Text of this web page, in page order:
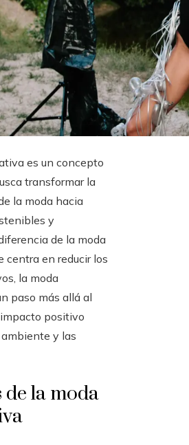
es un concepto
transformar la
la moda hacia
y
de la moda
centra en reducir los
la moda
paso más allá al
positivo
y las
la moda